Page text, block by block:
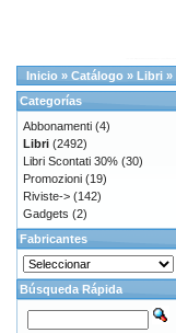
Inicio » Catálogo » Libri »
Categorías
Abbonamenti (4)
Libri (2492)
Libri Scontati 30% (30)
Promozioni (19)
Riviste-> (142)
Gadgets (2)
Fabricantes
Búsqueda Rápida